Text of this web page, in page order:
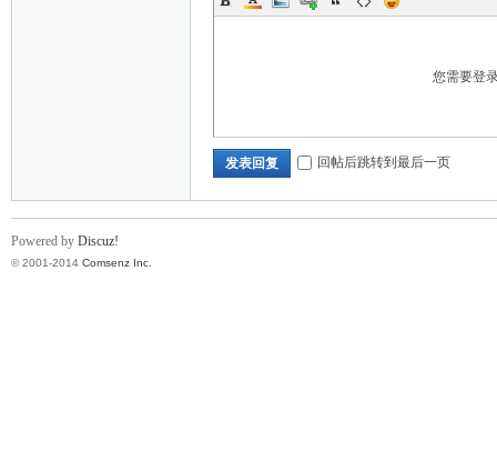
您需要登
发表回复 回帖后跳转到最后一页
Powered by Discuz!
© 2001-2014 Comsenz Inc.